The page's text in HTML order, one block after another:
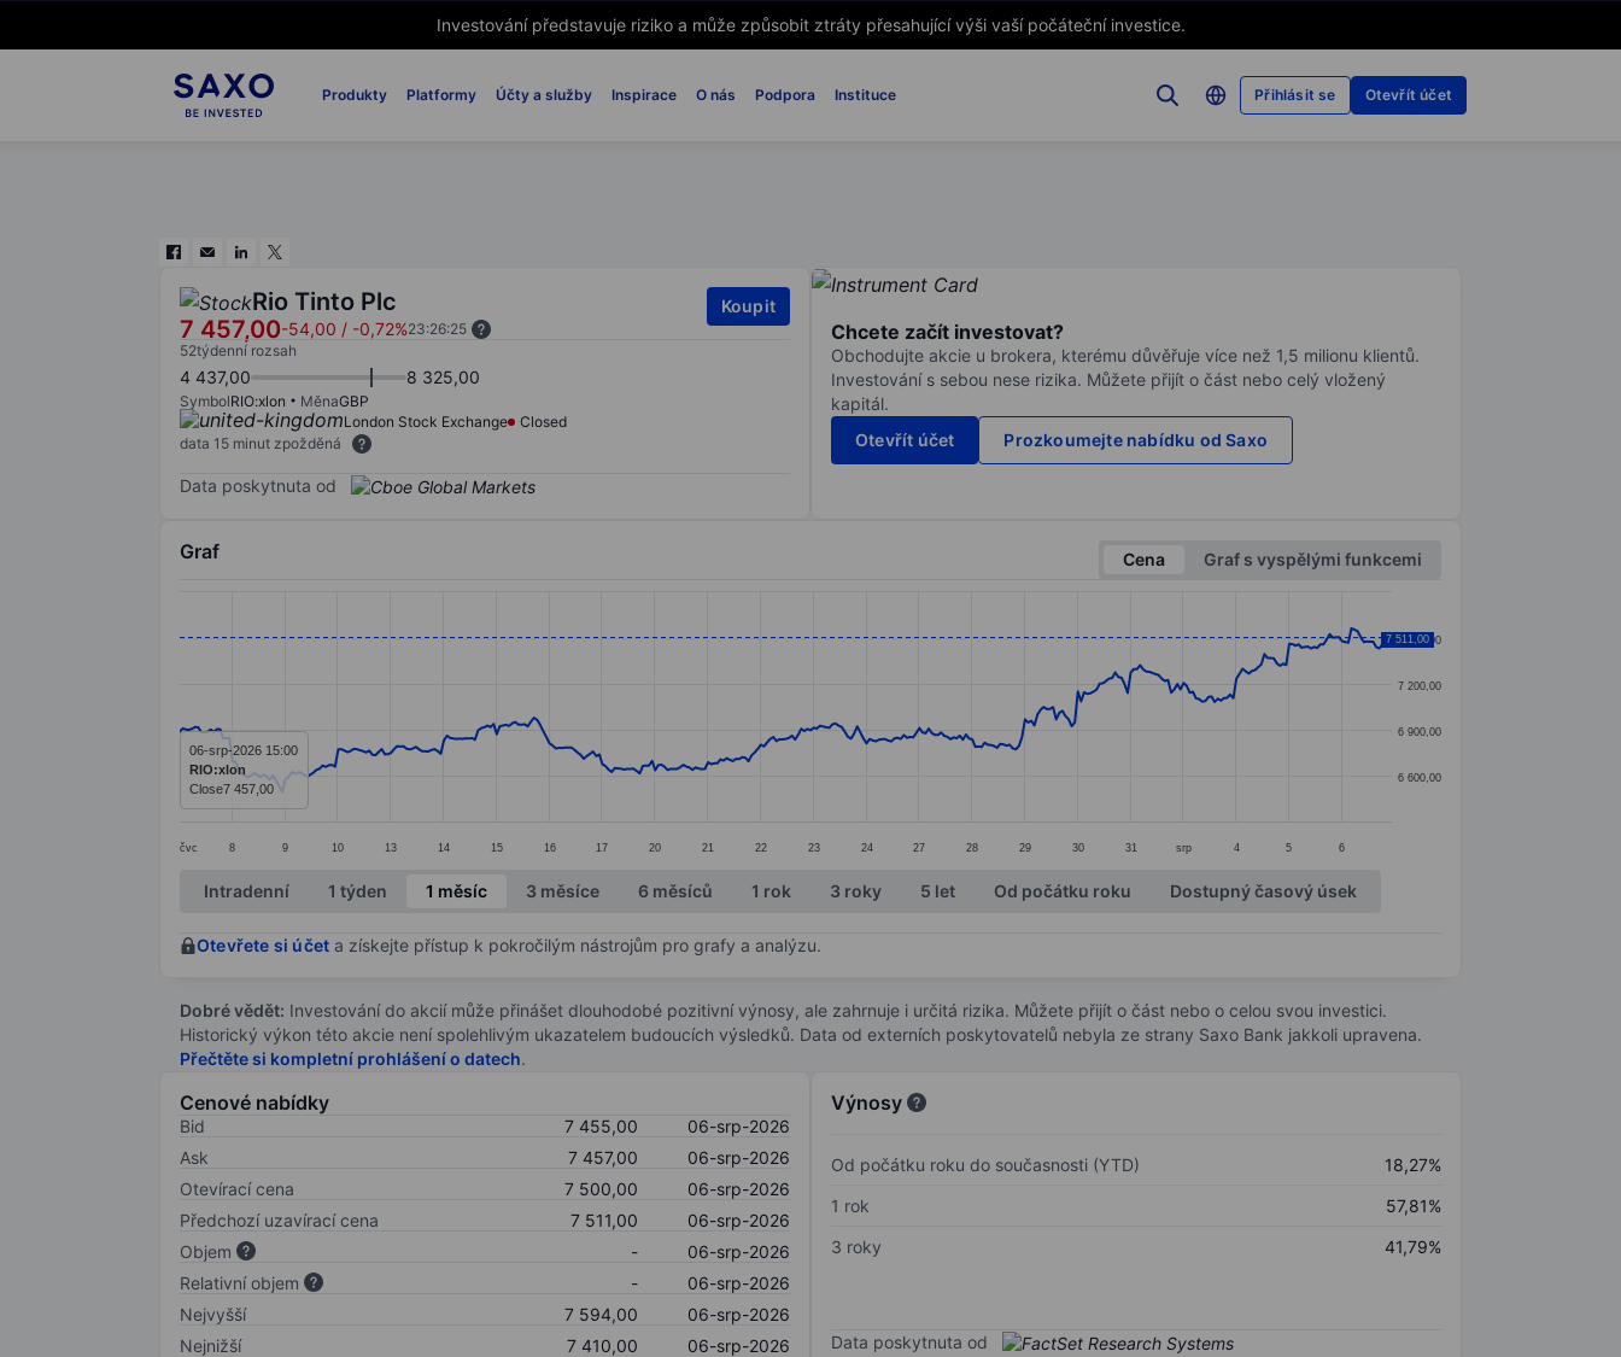
Investování představuje riziko a může způsobit ztráty přesahující výši vaší počáteční investice.
Produkty Platformy Účty a služby Inspirace O nás Podpora Instituce Přihlásit se Otevřít účet
Rio Tinto Plc
7 457,00-54,00 / -0,72%23:26:25
Koupit
52týdenní rozsah
4 437,00 8 325,00
SymbolRIO:xlon MěnaGBP
London Stock Exchange
Closed
data 15 minut zpožděná
Data poskytnuta od
Chcete začít investovat?
Obchodujte akcie u brokera, kterému důvěřuje více než 1,5 milionu klientů.
Investování s sebou nese rizika. Můžete přijít o část nebo celý vložený
kapitál.
Otevřít účet
Prozkoumejte nabídku od Saxo
Graf Cena
Graf s vyspělými funkcemi
The chart has 1 Y axis displaying values. Data ranges from 6492 to 7563.5.
čvc 8 9 10 13 14 15 16 17 20 21 22 23 24 27 28 29 30 31 srp 4 5 6
6 600,00
6 900,00
7 200,00
7 500,00
7 511,00
06-srp-2026 15:00
RIO:xlon
Close7 457,00
End of interactive chart.
Intradenní 1 týden 1 měsíc 3 měsíce 6 měsíců 1 rok 3 roky 5 let Od počátku roku Dostupný časový úsek
Otevřete si účet a získejte přístup k pokročilým nástrojům pro grafy a analýzu.
Dobré vědět: Investování do akcií může přinášet dlouhodobé pozitivní výnosy, ale zahrnuje i určitá rizika. Můžete přijít o část nebo o celou svou investici.
Historický výkon této akcie není spolehlivým ukazatelem budoucích výsledků. Data od externích poskytovatelů nebyla ze strany Saxo Bank jakkoli upravena.
Přečtěte si kompletní prohlášení o datech.
Cenové nabídky
Bid 7 455,00
06-srp-2026
Ask
7 457,00
06-srp-2026
Otevírací cena
7 500,00
06-srp-2026
Předchozí uzavírací cena
7 511,00
06-srp-2026
Objem
-
06-srp-2026
Relativní objem
-
06-srp-2026
Nejvyšší
7 594,00
06-srp-2026
Nejnižší
7 410,00 06-srp-2026
Výnosy
Od počátku roku do současnosti (YTD)
18,27%
1 rok
57,81%
3 roky
41,79%
Data poskytnuta od